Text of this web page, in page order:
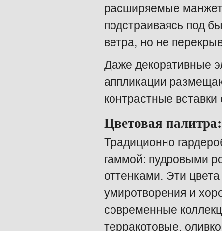
расширяемые
подстраиваясь под
ветра, но не
Даже декоративные
аппликации
контрастные
Цветовая
Традиционно
гаммой: пудровыми
оттенками. Эти
умиротворения и
современные
терракотовые,